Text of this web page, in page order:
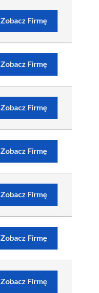
Zobacz Firmę
Zobacz Firmę
Zobacz Firmę
Zobacz Firmę
Zobacz Firmę
Zobacz Firmę
Zobacz Firmę